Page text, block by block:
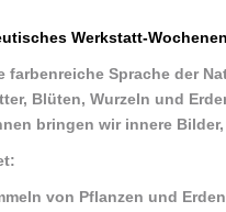
Werkstatt-
farbenreiche Sprache der
Blüten, Wurzeln und
bringen wir innere
von Pflanzen und